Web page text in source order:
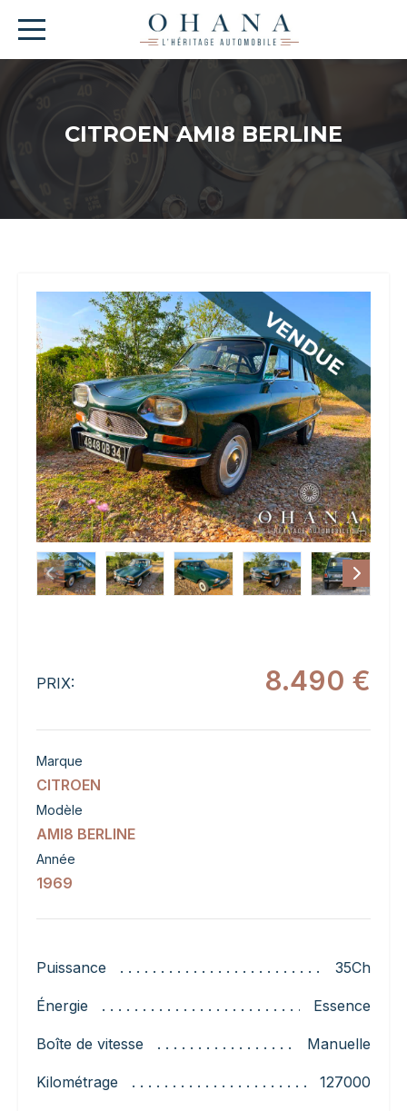
CITROEN AMI8 BERLINE
PRIX: 8.490 €
Marque
CITROEN
Modèle
AMI8 BERLINE
Année
1969
Puissance 35Ch
Énergie Essence
Boîte de vitesse Manuelle
Kilométrage 127000